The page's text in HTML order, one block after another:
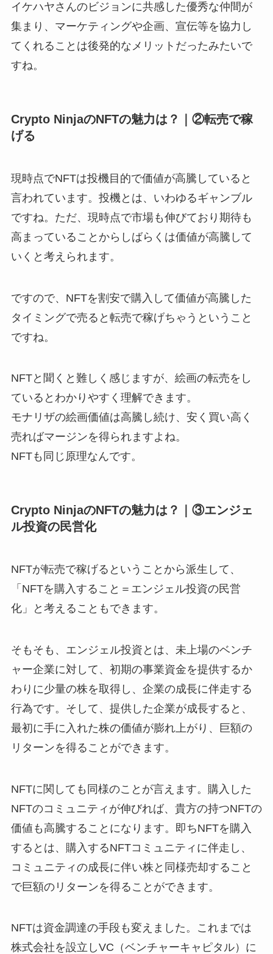
イケハヤさんのビジョンに共感した優秀な仲間が
集まり、マーケティングや企画、宣伝等を協力し
てくれることは後発的なメリットだったみたいで
すね。
Crypto NinjaのNFTの魅力は？｜②転売で稼
げる
現時点でNFTは投機目的で価値が高騰していると
言われています。投機とは、いわゆるギャンブル
ですね。ただ、現時点で市場も伸びており期待も
高まっていることからしばらくは価値が高騰して
いくと考えられます。
ですので、NFTを割安で購入して価値が高騰した
タイミングで売ると転売で稼げちゃうということ
ですね。
NFTと聞くと難しく感じますが、絵画の転売をし
ているとわかりやすく理解できます。
モナリザの絵画価値は高騰し続け、安く買い高く
売ればマージンを得られますよね。
NFTも同じ原理なんです。
Crypto NinjaのNFTの魅力は？｜③エンジェ
ル投資の民営化
NFTが転売で稼げるということから派生して、
「NFTを購入すること＝エンジェル投資の民営
化」と考えることもできます。
そもそも、エンジェル投資とは、未上場のベンチ
ャー企業に対して、初期の事業資金を提供するか
わりに少量の株を取得し、企業の成長に伴走する
行為です。そして、提供した企業が成長すると、
最初に手に入れた株の価値が膨れ上がり、巨額の
リターンを得ることができます。
NFTに関しても同様のことが言えます。購入した
NFTのコミュニティが伸びれば、貴方の持つNFTの
価値も高騰することになります。即ちNFTを購入
するとは、購入するNFTコミュニティに伴走し、
コミュニティの成長に伴い株と同様売却すること
で巨額のリターンを得ることができます。
NFTは資金調達の手段も変えました。これまでは
株式会社を設立しVC（ベンチャーキャピタル）に